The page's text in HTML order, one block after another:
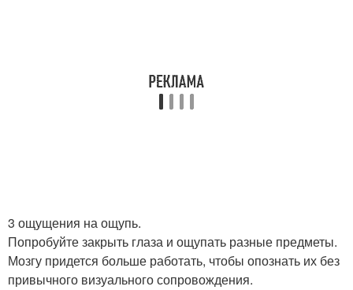
3 ощущения на ощупь.
Попробуйте закрыть глаза и ощупать разные предметы.
Мозгу придется больше работать, чтобы опознать их без
привычного визуального сопровождения.